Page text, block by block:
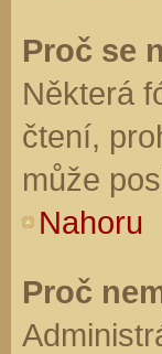
Proč se
Některá
čtení,
může
Nahoru
Proč